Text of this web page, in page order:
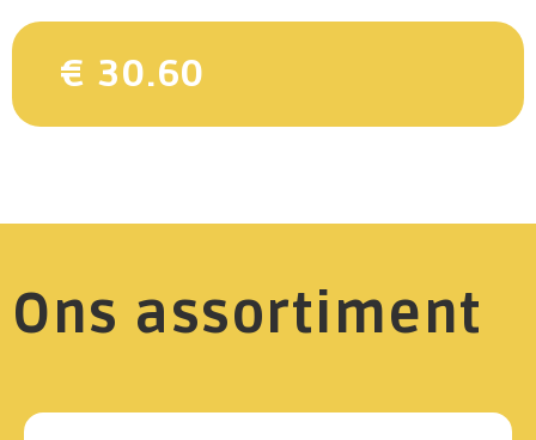
€ 30.60
Ons assortiment